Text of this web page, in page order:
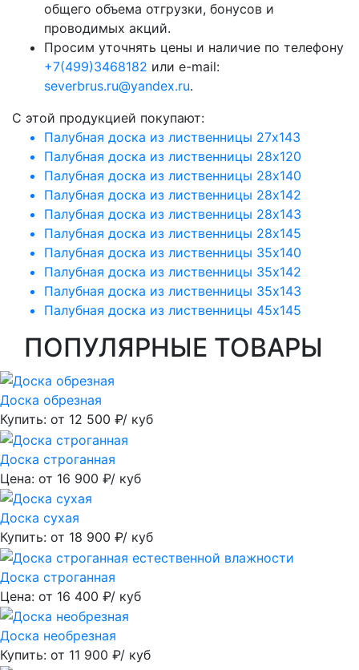
общего объема отгрузки, бонусов и
проводимых акций.
Просим уточнять цены и наличие по телефону
+7(499)3468182 или e-mail:
severbrus.ru@yandex.ru.
C этой продукцией покупают:
Палубная доска из лиственницы 27х143
Палубная доска из лиственницы 28х120
Палубная доска из лиственницы 28х140
Палубная доска из лиственницы 28х142
Палубная доска из лиственницы 28х143
Палубная доска из лиственницы 28х145
Палубная доска из лиственницы 35х140
Палубная доска из лиственницы 35х142
Палубная доска из лиственницы 35х143
Палубная доска из лиственницы 45х145
ПОПУЛЯРНЫЕ ТОВАРЫ
Доска обрезная
Купить: от 12 500 ₽/ куб
Доска строганная
Цена: от 16 900 ₽/ куб
Доска сухая
Купить: от 18 900 ₽/ куб
Доска строганная
Цена: от 16 400 ₽/ куб
Доска необрезная
Купить: от 11 900 ₽/ куб